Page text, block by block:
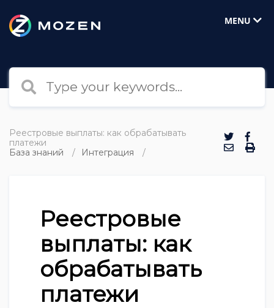
MENU
База знаний Интеграция
Реестровые выплаты: как обрабатывать
платежи
Реестровые
выплаты: как
обрабатывать
платежи